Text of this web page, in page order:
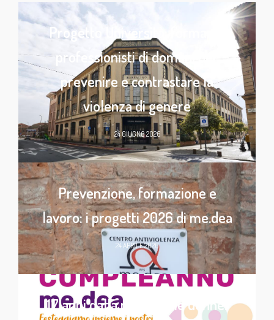
Progetto Università: formare i
professionisti di domani per
prevenire e contrastare la
violenza di genere
24 GIUGNO 2026
Prevenzione, formazione e
lavoro: i progetti 2026 di me.dea
24 APRILE 2026
17 anni dalla parte delle donne: